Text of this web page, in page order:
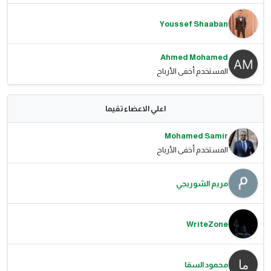
Youssef Shaaban
Ahmed Mohamed
المستخدم أخفى الأرباح
اعلي الاعضاء تقيما
Mohamed Samir
المستخدم أخفى الأرباح
مريم الشوربجي
WriteZone
محمود السقا